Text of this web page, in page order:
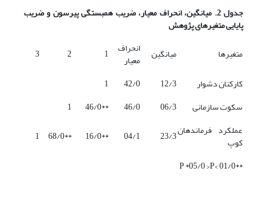
جدول 2. میانگین، انحراف معیار، ضریب همبستگی پیرسون و ضریب
پایایی متغیرهای پژوهش
متغیرها
میانگین انحراف
معیار 1
2
3
کارکنان دشوار
12/3
42/0
1
سکوت سازمانی
06/3
46/0
**46/0
1
عملکرد فرماندهان
کوپ 23/3
04/1
**16/0
**68/0
1
**01/0 >P *05/0 >P